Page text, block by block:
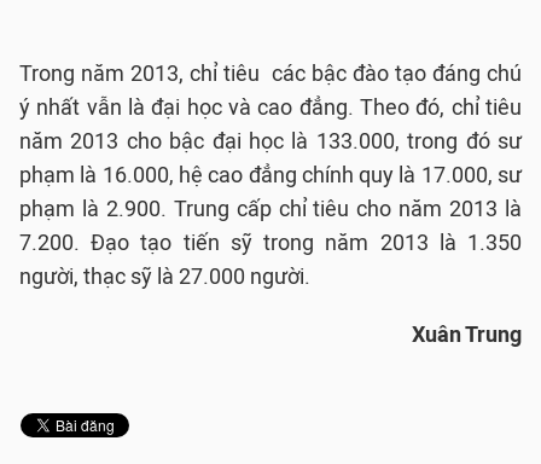
Trong năm 2013, chỉ tiêu các bậc đào tạo đáng chú
ý nhất vẫn là đại học và cao đẳng. Theo đó, chỉ tiêu
năm 2013 cho bậc đại học là 133.000, trong đó sư
phạm là 16.000, hệ cao đẳng chính quy là 17.000, sư
phạm là 2.900. Trung cấp chỉ tiêu cho năm 2013 là
7.200. Đạo tạo tiến sỹ trong năm 2013 là 1.350
người, thạc sỹ là 27.000 người.
Xuân Trung